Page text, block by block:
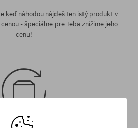
keď náhodou nájdeš ten istý produkt v
- špeciálne pre Teba znížime jeho
cenu!